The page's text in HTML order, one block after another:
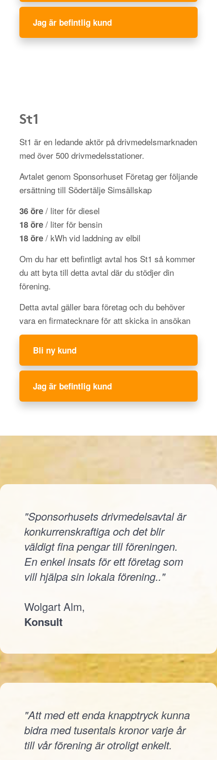
Jag är befintlig kund
St1
St1 är en ledande aktör på drivmedelsmarknaden
med över 500 drivmedelsstationer.
Avtalet genom Sponsorhuset Företag ger följande
ersättning till Södertälje Simsällskap
36 öre / liter för diesel
18 öre / liter för bensin
18 öre / kWh vid laddning av elbil
Om du har ett befintligt avtal hos St1 så kommer
du att byta till detta avtal där du stödjer din
förening.
Detta avtal gäller bara företag och du behöver
vara en firmatecknare för att skicka in ansökan
Bli ny kund
Jag är befintlig kund
"Sponsorhusets drivmedelsavtal är
konkurrenskraftiga och det blir
väldigt fina pengar till föreningen.
En enkel insats för ett företag som
vill hjälpa sin lokala förening.."
Wolgart Alm,
Konsult
"Att med ett enda knapptryck kunna
bidra med tusentals kronor varje år
till vår förening är otroligt enkelt.